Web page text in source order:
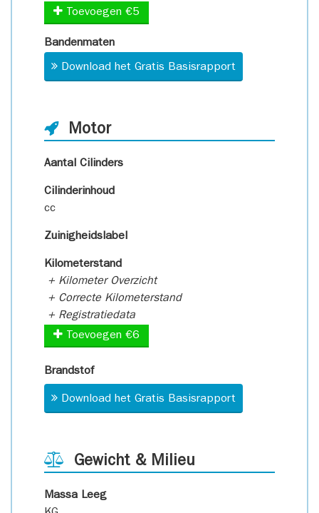
Toevoegen €5
Bandenmaten
Download het Gratis Basisrapport
Motor
Aantal Cilinders
Cilinderinhoud
cc
Zuinigheidslabel
Kilometerstand
+ Kilometer Overzicht
+ Correcte Kilometerstand
+ Registratiedata
Toevoegen €6
Brandstof
Download het Gratis Basisrapport
Gewicht & Milieu
Massa Leeg